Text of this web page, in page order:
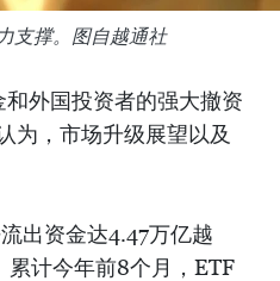
支撑。图自越通社
外国投资者的强大撤资
为，市场升级展望以及
出资金达4.47万亿越
累计今年前8个月，ETF